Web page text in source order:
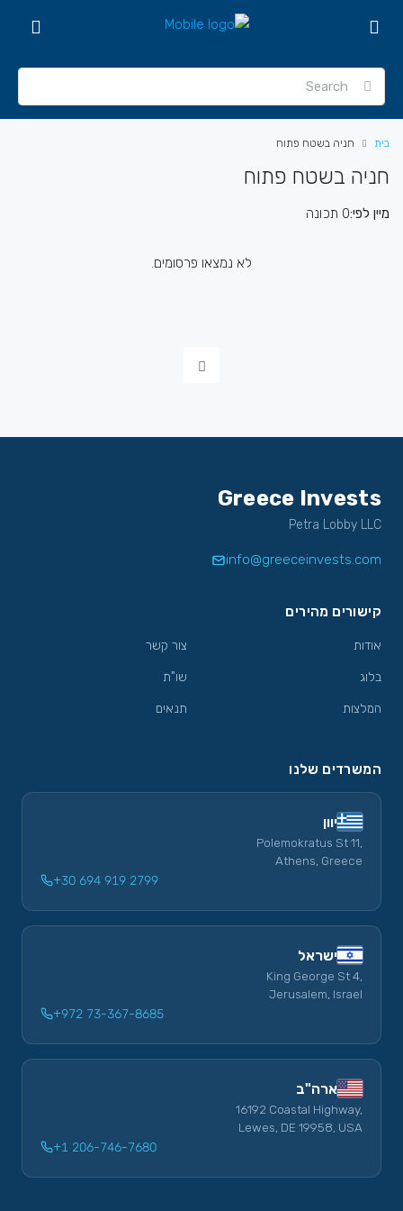
בית חניה בשטח פתוח
חניה בשטח פתוח
0 תכונהמיין לפי:
לא נמצאו פרסומים.
Greece Invests
Petra Lobby LLC
info@greeceinvests.com
קישורים מהירים
אודות
בלוג
המלצות
צור קשר
שו"ת
תנאים
המשרדים שלנו
יוון
Polemokratus St 11,
Athens, Greece
+30 694 919 2799
ישראל
King George St 4,
Jerusalem, Israel
+972 73-367-8685
ארה"ב
16192 Coastal Highway,
Lewes, DE 19958, USA
+1 206-746-7680